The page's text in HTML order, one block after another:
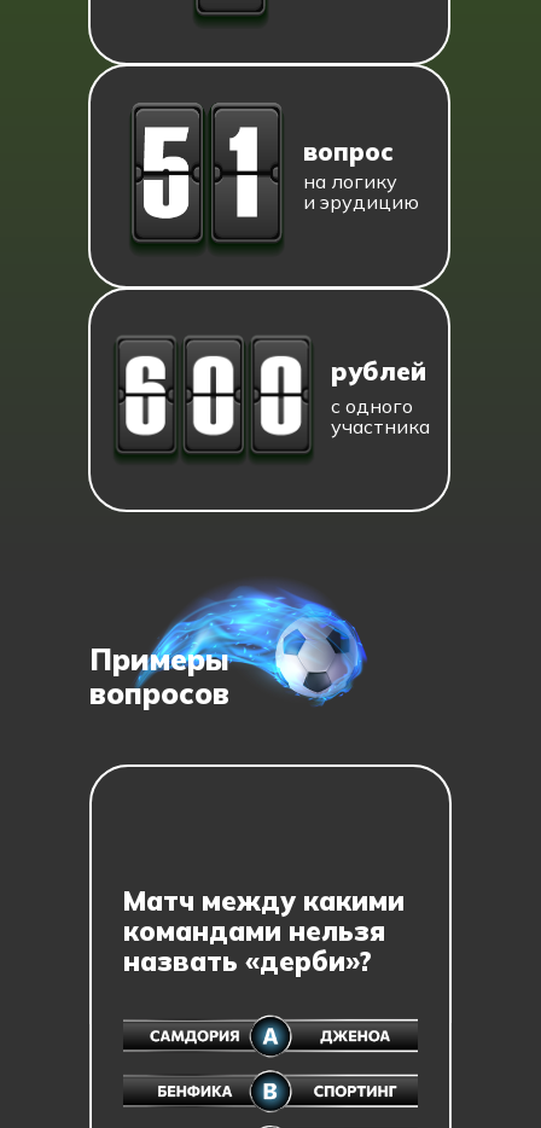
вопрос
на логику
и эрудицию
рублей
с одного
участника
Примеры
вопросов
Матч между какими
командами нельзя
назвать «дерби»?